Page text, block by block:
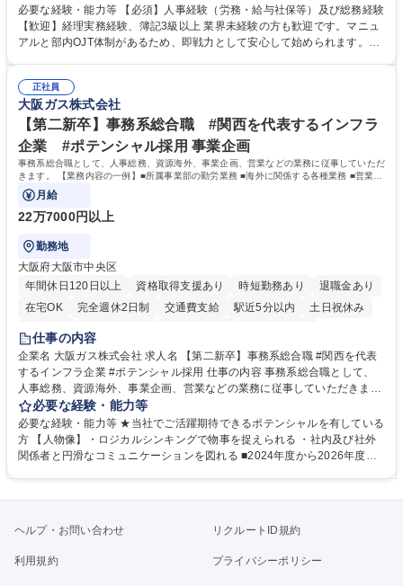
度改定などのコア業務にも挑戦できる、やりがいある環境です。 ■勤怠管
理、給与計算、社会保険手続き、年末調整等の労務管理全般 ■入退社手続
き、社内規定の改定や人事制度改定などのコア業務 ■社内イベントの企画
でも質問・相談できる環境が整っているため、安心して成長できます。 募
集職種 【森ビルG】人事・総務◆賞与5ヶ月◆年休120日◆残業少なめ◆
リモート可
必要な経験・能力等 【必須】人事経験（労務・給与社保等）及び総務経験
【歓迎】経理実務経験、簿記3級以上 業界未経験の方も歓迎です。マニュ
アルと部内OJT体制があるため、即戦力として安心して始められます。
務に挑戦できるため、自身の成長と組織への貢献度をダイレクトに実感で
きます。 残業少なめ、週1日リモート可など、ワークライフバランスを保
ち長期活躍できる環境です。 「これまでの幅広い経験を活かし、長期的な
キャリアを築きたい」という前向きな意欲と挑戦を全力で応援します。 学
歴・資格 学歴：大学院 大学 高専 短大 専修学校 高校 語学力： 資格：日商
簿記検定1級 日商簿記検定2級 日商簿記検定3級
正社員
大阪ガス株式会社
【第二新卒】事務系総合職 #関西を代表するインフラ
企業 #ポテンシャル採用 事業企画
事務系総合職として、人事総務、資源海外、事業企画、営業などの業務に従事していただ
きます。 【業務内容の一例】■所属事業部の勤労業務 ■海外に関係する各種業務 ■営業部
門の企画スタッフ、ルート営業
月給
22万7000円以上
勤務地
大阪府大阪市中央区
年間休日120日以上
資格取得支援あり 時短勤務あり
退職金あり
在宅OK
完全週休2日制 交通費支給 駅近5分以内
土日祝休み
服装自由
第二新卒歓迎
仕事の内容
企業名 大阪ガス株式会社 求人名 【第二新卒】事務系総合職 #関西を代表
するインフラ企業 #ポテンシャル採用 仕事の内容 事務系総合職として、
人事総務、資源海外、事業企画、営業などの業務に従事していただきま
す。 【業務内容の一例】■所属事業部の勤労業務 ■海外に関係する各種業
務 ■営業部門の企画スタッフ、ルート営業 【キャリアパス】入社後の配属
ポジションで一定期間ご活躍頂いた後、本人の適性及び将来のキャリアを
鑑みてジョブローテーションを行います。 【育成】OJTでの現場育成や研
表するインフラ企業 #ポテンシャル採用
必要な経験・能力等
必要な経験・能力等 ★当社でご活躍期待できるポテンシャルを有している
方 【人物像】・ロジカルシンキングで物事を捉えられる ・社内及び社外
関係者と円滑なコミュニケーションを図れる ■2024年度から2026年度ま
「未来の日常」の創造に向けて持続可能な社会の実現に貢献してまいりま
す。 学歴・資格 学歴：大学院 大学 語学力： 資格：
ヘルプ・お問い合わせ リクルートID規約
利用規約 プライバシーポリシー